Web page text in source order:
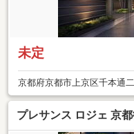
未定
京都府京都市上京区千本通
プレサンス ロジェ 京